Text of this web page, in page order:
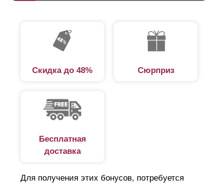
Скидка до 48% Сюрприз
Бесплатная
доставка
Для получения этих бонусов, потребуется